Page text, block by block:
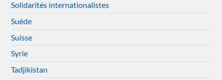
Solidarités internationalistes
Suède
Suisse
Syrie
Tadjikistan